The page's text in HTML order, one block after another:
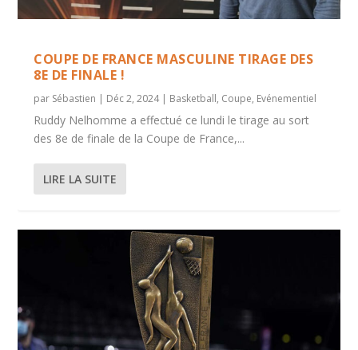
COUPE DE FRANCE MASCULINE TIRAGE DES
8E DE FINALE !
par Sébastien | Déc 2, 2024| Basketball, Coupe, Evénementiel
Ruddy Nelhomme a effectué ce lundi le tirage au sort
des 8e de finale de la Coupe de France,...
LIRE LA SUITE